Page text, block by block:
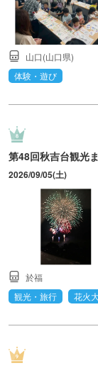
山口(山口県)
体験・遊び
第48回秋吉台観光
2026/09/05(土)
於福
観光・旅行
花火